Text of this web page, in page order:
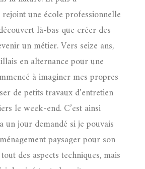
rejoint une école professionnelle
là-bas que créer des
un métier. Vers seize ans,
en alternance pour une
à imaginer mes propres
de petits travaux d’entretien
le week-end. C’est ainsi
un jour demandé si je pouvais
paysager pour son
des aspects techniques, mais